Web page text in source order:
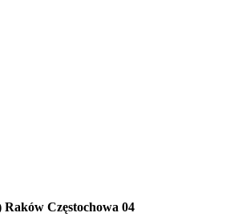
Raków Częstochowa 04